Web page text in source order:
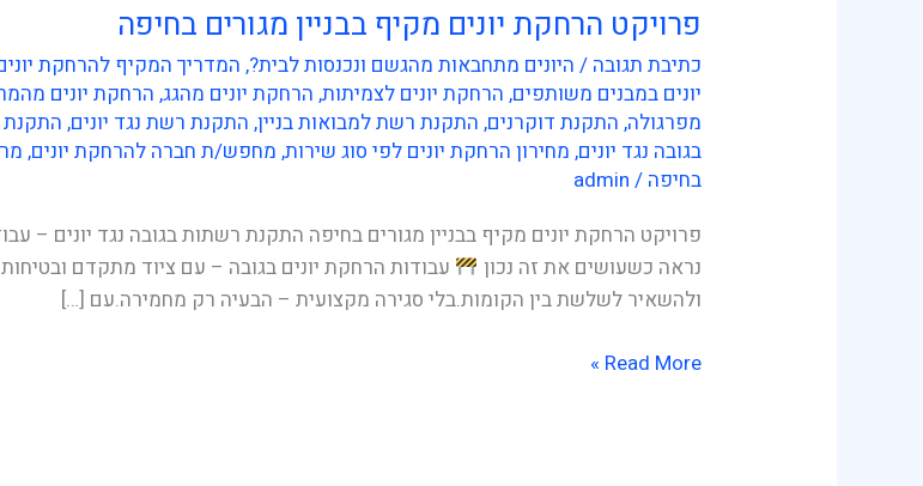
פרויקט הרחקת יונים מקיף בבניין מגורים בחיפה
כתיבת תגובה / היונים מתחבאות מהגשם ונכנסות לבית?, המדריך המקיף להרחקת יונים
יונים במבנים משותפים, הרחקת יונים לצמיתות, הרחקת יונים מהגג, הרחקת יונים
מפרגולה, התקנת דוקרנים, התקנת רשת למבואות בניין, התקנת רשת נגד יונים,התקנת
בגובה נגד יונים, מחירון הרחקת יונים לפי סוג שירות, מחפש/ת חברה להרחקת יונים,
בחיפה /
admin
פרויקט הרחקת יונים מקיף בבניין מגורים בחיפה התקנת רשתות בגובה נגד יונים –
נראה כשעושים את זה נכון
עבודות הרחקת יונים בגובה – עם ציוד מתקדם
ולהשאיר לשלשת בין הקומות.בלי סגירה מקצועית – הבעיה רק מחמירה.עם […]
פרויקט
הרחקת
יונים
מקיף
בבניין
מגורים
Read More »